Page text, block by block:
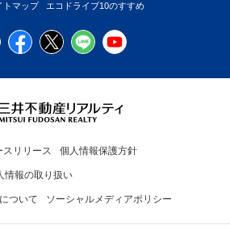
トマップ エコドライブ10のすすめ
スリリース 個人情報保護方針
情報の取り扱い
ついて ソーシャルメディアポリシー